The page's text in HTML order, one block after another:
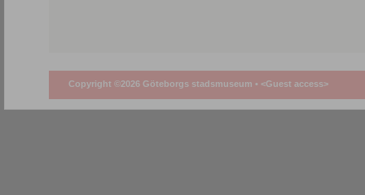
Copyright ©2026 Göteborgs stadsmuseum • <Guest access>